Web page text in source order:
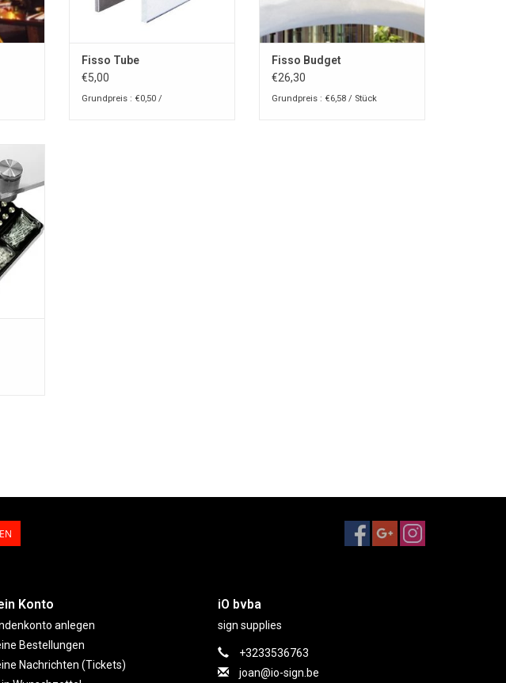
Fisso Tube
€5,00
Grundpreis : €0,50 /
Fisso Budget
€26,30
Grundpreis : €6,58 / Stück
Konto
anlegen
Bestellungen
Nachrichten (Tickets)
iO bvba
sign supplies
+3233536763
joan@io-sign.be